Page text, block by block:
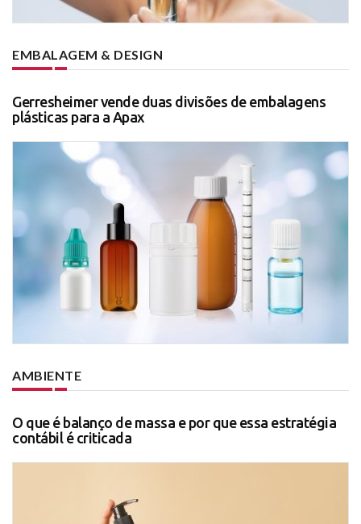
EMBALAGEM & DESIGN
Gerresheimer vende duas divisões de embalagens
plásticas para a Apax
AMBIENTE
O que é balanço de massa e por que essa estratégia
contábil é criticada